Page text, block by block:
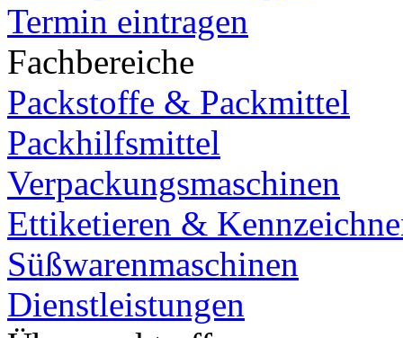
Termin eintragen
Fachbereiche
Packstoffe & Packmittel
Packhilfsmittel
Verpackungsmaschinen
Ettiketieren &
Süßwarenmaschinen
Dienstleistungen